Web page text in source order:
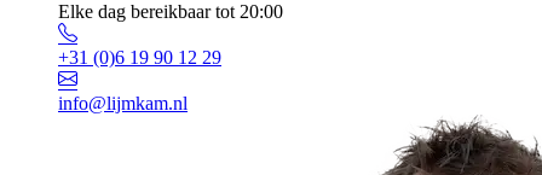
Elke dag bereikbaar tot 20:00
+31 (0)6 19 90 12 29
info@lijmkam.nl